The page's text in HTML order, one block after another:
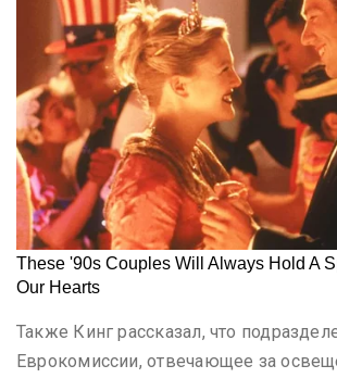
Также Кинг рассказал, что
Еврокомиссии, отвечающее за